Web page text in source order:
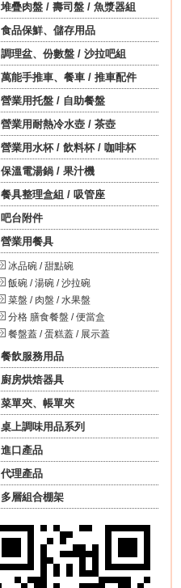
堆疊肉盤 / 壽司盤 / 魚漿器組
食品保鮮、儲存用品
調理盆、份數盤 / 沙拉吧組
萬能手推車、餐車 / 推車配件
營業用托盤 / 自助餐盤
營業用耐熱冷水壺 / 茶壺
營業用水杯 / 飲料杯 / 咖啡杯
保溫電湯鍋 / 果汁機
餐具整理盒組 / 吸管座
吧台附件
營業用餐具
冰品碗 / 甜點碗
飯碗 / 湯碗 / 沙拉碗
菜盤 / 肉盤 / 水果盤
分格 膳食餐盤 / 便當盒
餐盤蓋 / 蛋糕蓋 / 展示蓋
餐飲服務用品
廚房烘焙器具
菜單夾、帳單夾
桌上調味用品系列
進口產品
代理產品
多層組合棚架